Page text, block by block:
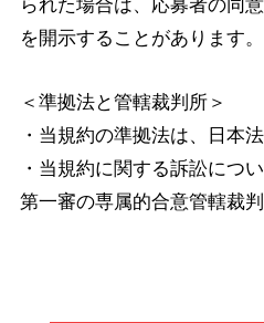
られた場合は、応募者の同
を開示することがあります。
＜準拠法と管轄裁判所＞
・当規約の準拠法は、日本法
・当規約に関する訴訟につ
第一審の専属的合意管轄裁判